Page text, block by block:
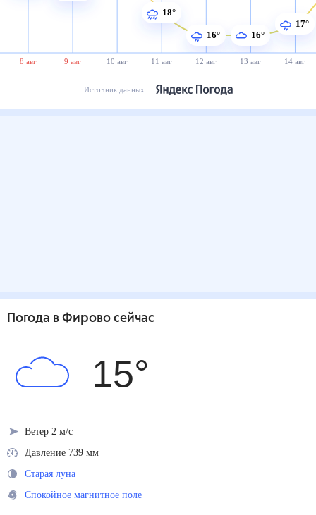
8 авг 9 авг 10 авг 11 авг 12 авг 13 авг 14 авг
18°
16°
16°
17°
Источник данных
Погода в Фирово сейчас
15°
Ветер 2 м/с
Давление 739 мм
Старая луна
Спокойное магнитное поле